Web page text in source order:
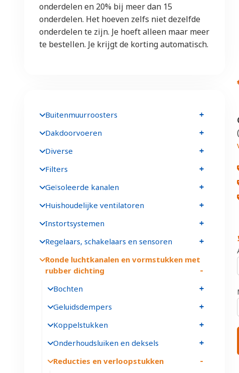
onderdelen en 20% bij meer dan 15
onderdelen. Het hoeven zelfs niet dezelfde
onderdelen te zijn. Je hoeft alleen maar meer
te bestellen. Je krijgt de korting automatisch.
Buitenmuurroosters
Dakdoorvoeren
Diverse
Filters
Geïsoleerde kanalen
Huishoudelijke ventilatoren
Instortsystemen
Regelaars, schakelaars en sensoren
Ronde luchtkanalen en vormstukken met
rubber dichting
Bochten
Geluidsdempers
Koppelstukken
Onderhoudsluiken en deksels
Reducties en verloopstukken